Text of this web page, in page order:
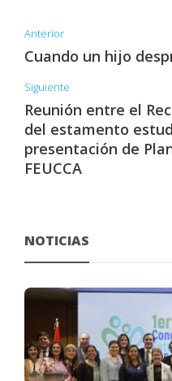
Anterior
Cuando un hijo
Siguiente
Reunión entre el
del estamento
presentación de
FEUCCA
NOTICIAS